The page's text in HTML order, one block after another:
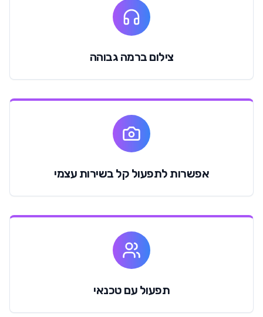
צילום ברמה גבוהה
אפשרות לתפעול קל בשירות עצמי
תפעול עם טכנאי